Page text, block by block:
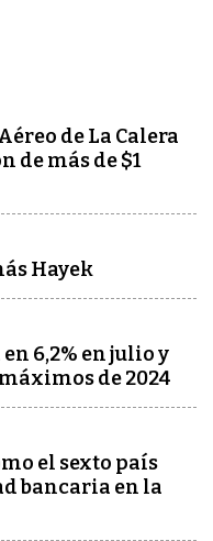
de La Calera
de más de $1
Hayek
6,2% en julio y
de 2024
el sexto país
bancaria en la